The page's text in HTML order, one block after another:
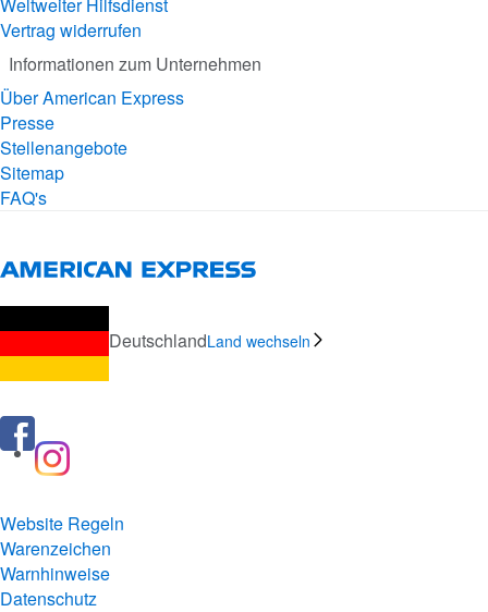
Vertrag widerrufen
Informationen zum Unternehmen
Über American Express
Presse
Stellenangebote
Sitemap
FAQ's
DeutschlandLand wechseln
Website Regeln
Warenzeichen
Warnhinweise
Datenschutz